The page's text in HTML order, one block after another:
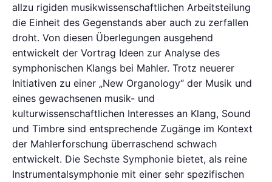
allzu rigiden musikwissenschaftlichen Arbeitsteilung
die Einheit des Gegenstands aber auch zu zerfallen
droht. Von diesen Überlegungen ausgehend
entwickelt der Vortrag Ideen zur Analyse des
symphonischen Klangs bei Mahler. Trotz neuerer
Initiativen zu einer „New Organology“ der Musik und
eines gewachsenen musik- und
kulturwissenschaftlichen Interesses an Klang, Sound
und Timbre sind entsprechende Zugänge im Kontext
der Mahlerforschung überraschend schwach
entwickelt. Die Sechste Symphonie bietet, als reine
Instrumentalsymphonie mit einer sehr spezifischen